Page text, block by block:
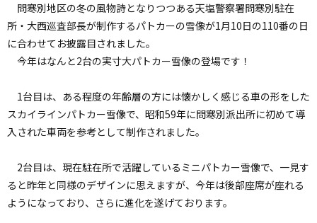
問寒別地区の冬の風物詩となりつつある天塩警察署問寒別駐在
所・大西巡査部長が制作するパトカーの雪像が1月10日の110番の日
に合わせてお披露目されました。
今年はなんと2台の実寸大パトカー雪像の登場です！
1台目は、ある程度の年齢層の方には懐かしく感じる車の形をした
スカイラインパトカー雪像で、昭和59年に問寒別派出所に初めて導
入された車両を参考として制作されました。
2台目は、現在駐在所で活躍しているミニパトカー雪像で、一見す
ると昨年と同様のデザインに思えますが、今年は後部座席が座れる
ようになっており、さらに進化を遂げております。